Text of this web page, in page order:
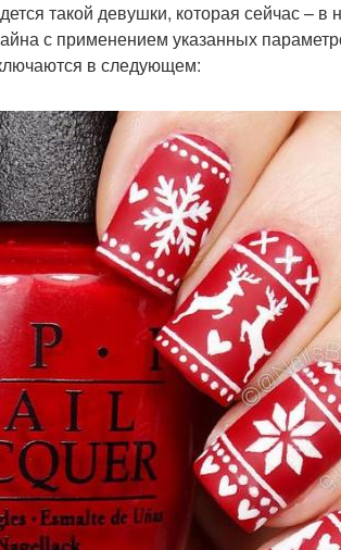
такой девушки, которая сейчас –
с применением указанных
в следующем: